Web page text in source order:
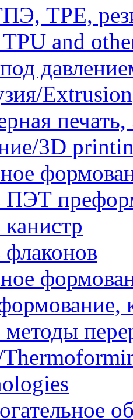
TPE,
and
Extrusion
3D
методы